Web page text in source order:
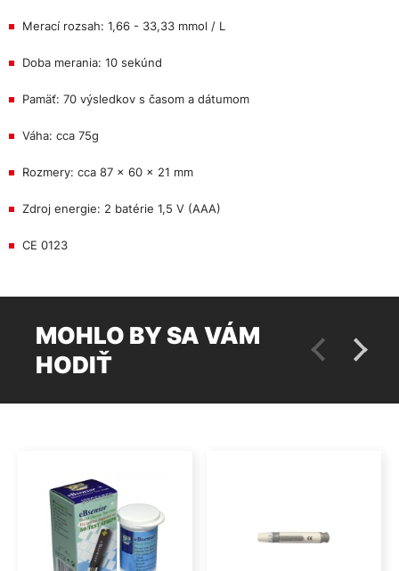
Merací rozsah: 1,66 - 33,33 mmol / L
Doba merania: 10 sekúnd
Pamäť: 70 výsledkov s časom a dátumom
Váha: cca 75g
Rozmery: cca 87 x 60 x 21 mm
Zdroj energie: 2 batérie 1,5 V (AAA)
CE 0123
MOHLO BY SA VÁM
HODIŤ